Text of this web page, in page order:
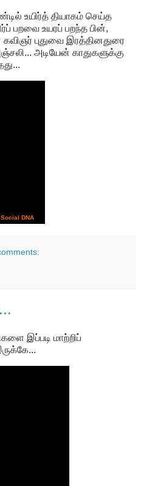
உயிர்த் தியாகம் செய்த
பறவை உயரப் பறந்த பின்,
புதுவை இரத்தினதுரை
அடியேன் காதுகளுக்கு
DNA
இப்படி மாற்றிப்